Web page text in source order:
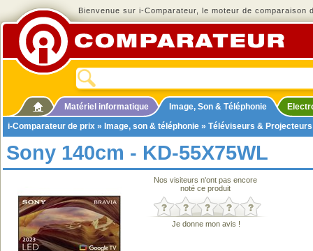
Bienvenue sur i-Comparateur, le moteur de comparaison
Matériel informatique Image, Son & Téléphonie
i-Comparateur de prix » Image, son & téléphonie » Téléviseurs & Projecteurs
Sony 140cm - KD-55X75WL
Nos visiteurs n'ont pas encore
noté ce produit
Je donne mon avis !